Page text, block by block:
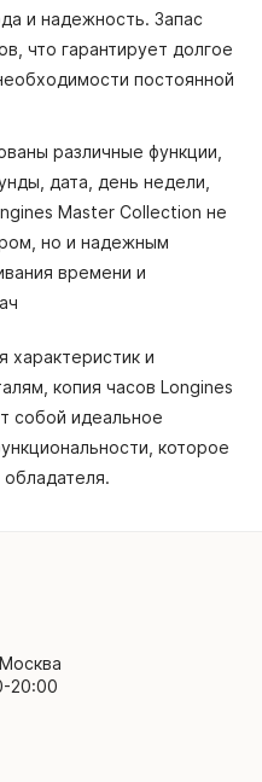
и надежность. Запас
что гарантирует долгое
постоянной
различные функции,
дата, день недели,
Master Collection не
но и надежным
времени и
характеристик и
копия часов Longines
собой идеальное
которое
20:00